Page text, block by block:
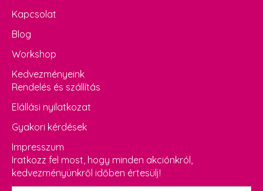
Kapcsolat
Blog
Workshop
Kedvezményeink
Rendelés és szállítás
Elállási nyilatkozat
Gyakori kérdések
Impresszum
Iratkozz fel most, hogy minden akciónkról,
kedvezményünkről időben értesülj!